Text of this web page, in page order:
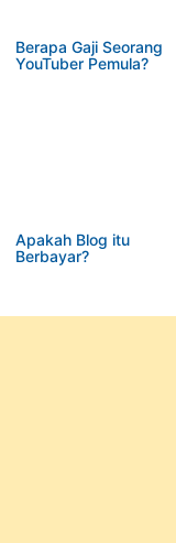
Berapa Gaji Seorang
YouTuber Pemula?
Apakah Blog itu
Berbayar?